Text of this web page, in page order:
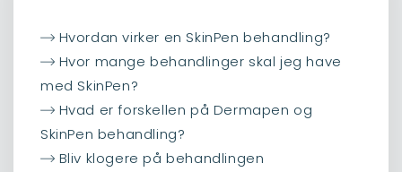
Hvordan virker en SkinPen behandling?
Hvor mange behandlinger skal jeg have
med SkinPen?
Hvad er forskellen på Dermapen og
SkinPen behandling?
Bliv klogere på behandlingen